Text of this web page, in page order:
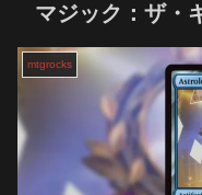
マジック：ザ・
mtgrocks